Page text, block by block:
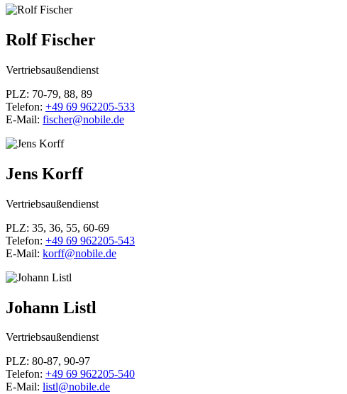
Rolf Fischer
Vertriebsaußendienst
PLZ: 70-79, 88, 89
Telefon: +49 69 962205-533
E-Mail: fischer@nobile.de
Jens Korff
Vertriebsaußendienst
PLZ: 35, 36, 55, 60-69
Telefon: +49 69 962205-543
E-Mail: korff@nobile.de
Johann Listl
Vertriebsaußendienst
PLZ: 80-87, 90-97
Telefon: +49 69 962205-540
E-Mail: listl@nobile.de